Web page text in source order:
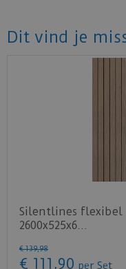
badkamers en
hier
Dit vind je
Silentlines flexibel
2600x525x6…
€ 139,98
€ 111 ,90 per Set